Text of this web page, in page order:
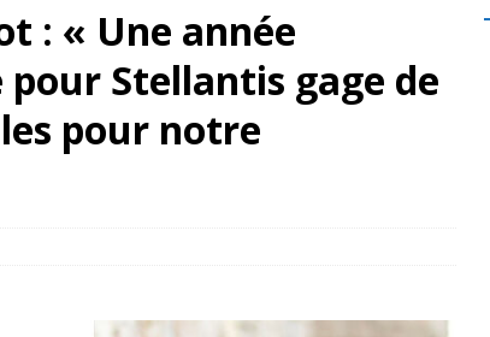
: « Une année
Stellantis gage de
pour notre